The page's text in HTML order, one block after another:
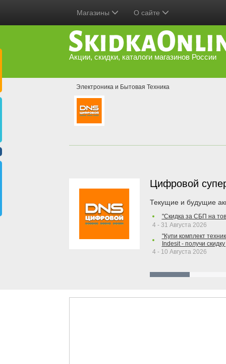
Магазины О сайте
Акции, скидки, каталоги магазинов России
Электроника и Бытовая Техника
Цифровой
Текущие и будущие
"Скидка за СБП на
4 - 31 Августа 2026
"Купи комплект
Indesit - получи
4 - 10 Августа 2026